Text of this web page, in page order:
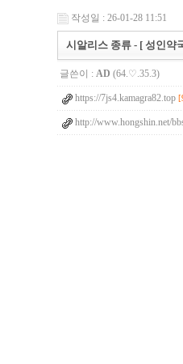
작성일 : 26-01-28 11:51
시알리스 종류 - [ 성인약
글쓴이 : AD (64.♡.35.3)
https://7js4.kamagra82.top
http://www.hongshin.net/